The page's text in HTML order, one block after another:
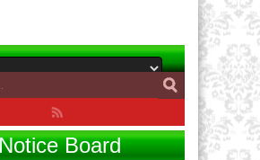
Board